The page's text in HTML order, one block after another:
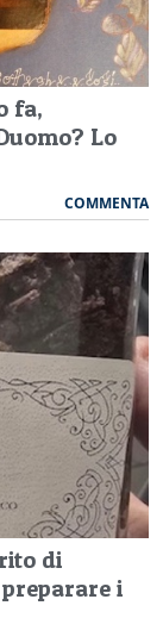
fa,
Lo
COMMENTA
di
i